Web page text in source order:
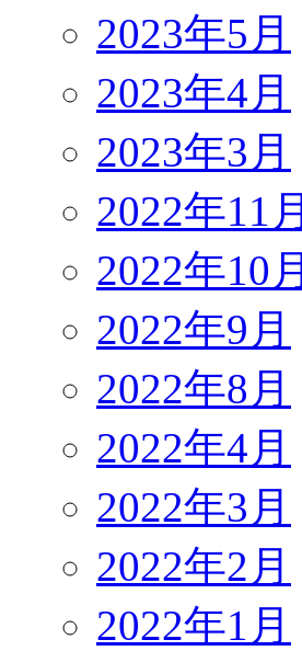
2023年5月
2023年4月
2023年3月
2022年11月
2022年10月
2022年9月
2022年8月
2022年4月
2022年3月
2022年2月
2022年1月